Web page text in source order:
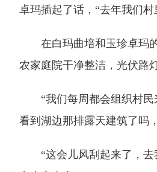
卓玛插起了话，“去年我们
在白玛曲培和玉珍卓玛的
农家庭院干净整洁，光伏路
“我们每周都会组织村民
看到湖边那排露天建筑了吗
“这会儿风刮起来了，去